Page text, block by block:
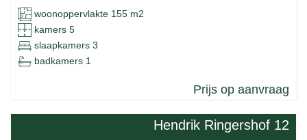
woonoppervlakte 155 m2
kamers 5
slaapkamers 3
badkamers 1
Prijs op aanvraag
Hendrik Ringershof 12